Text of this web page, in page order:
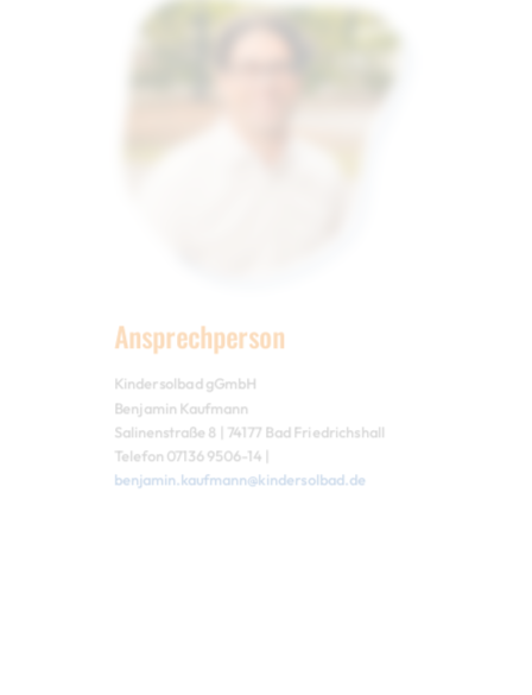
Ansprechperson
Kindersolbad gGmbH
Benjamin Kaufmann
Salinenstraße 8 | 74177 Bad Friedrichshall
Telefon 07136 9506-14 |
benjamin.kaufmann@kindersolbad.de